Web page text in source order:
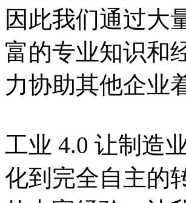
因此我们通过大
富的专业知识和经
力协助其他企业
工业 4.0 让制造
化到完全自主的